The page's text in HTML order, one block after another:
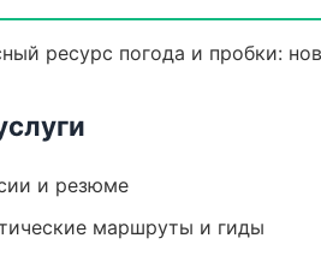
ресурс погода и пробки:
и резюме
маршруты и гиды